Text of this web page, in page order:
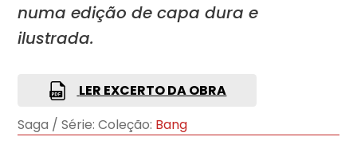
numa edição de capa dura e
ilustrada.
LER EXCERTO DA OBRA
Saga / Série: Coleção: Bang